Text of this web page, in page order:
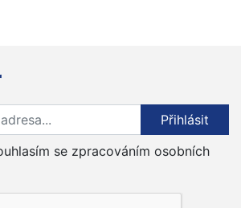
novinek
Přihlásit
se zpracováním osobních